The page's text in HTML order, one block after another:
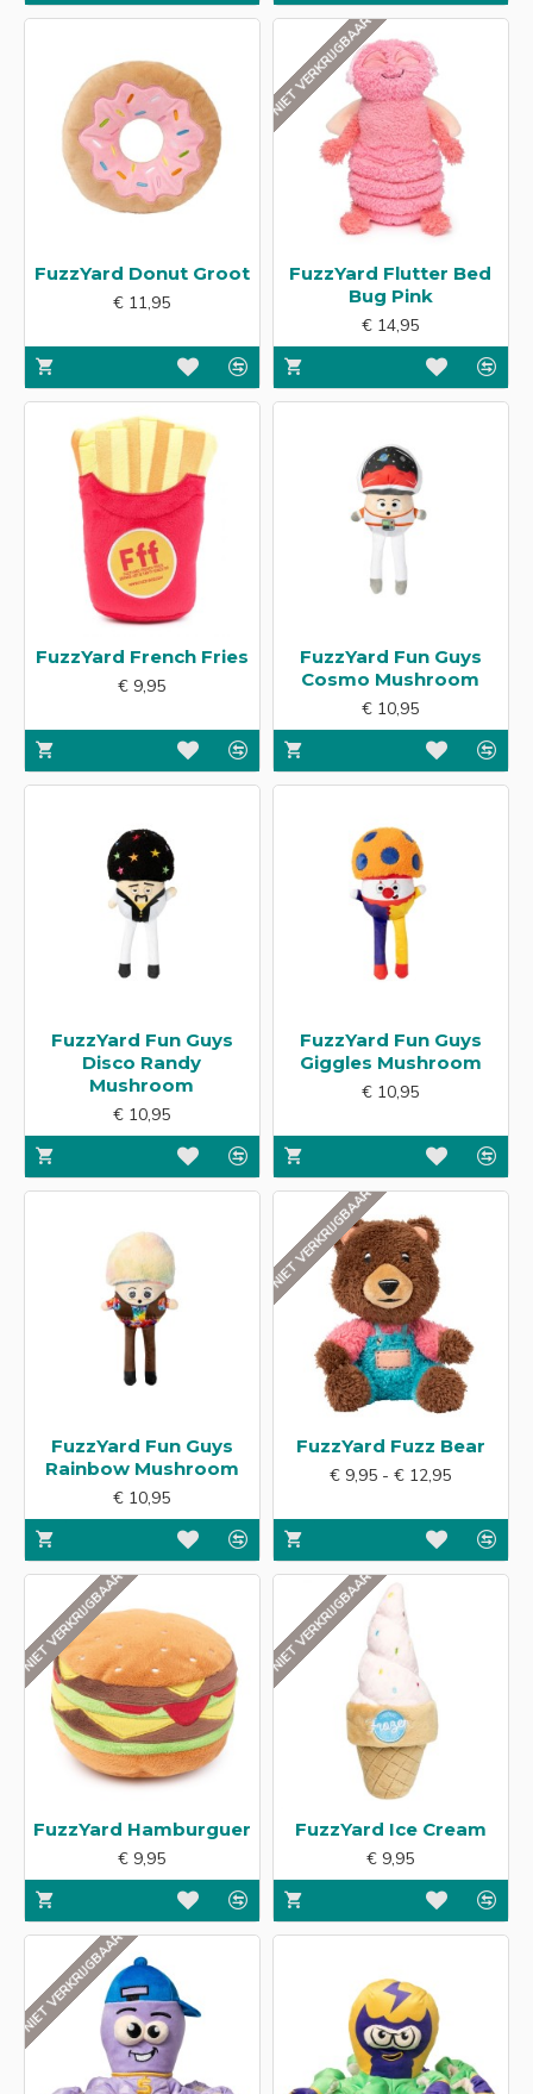
FuzzYard Donut Groot
€ 11,95
NIET VERKRIJGBAAR
FuzzYard Flutter Bed
Bug Pink
€ 14,95
FuzzYard French Fries
€ 9,95
FuzzYard Fun Guys
Cosmo Mushroom
€ 10,95
FuzzYard Fun Guys
Disco Randy
Mushroom
€ 10,95
FuzzYard Fun Guys
Giggles Mushroom
€ 10,95
FuzzYard Fun Guys
Rainbow Mushroom
€ 10,95
NIET VERKRIJGBAAR
FuzzYard Fuzz Bear
€ 9,95 - € 12,95
NIET VERKRIJGBAAR
FuzzYard Hamburguer
€ 9,95
NIET VERKRIJGBAAR
FuzzYard Ice Cream
€ 9,95
NIET VERKRIJGBAAR